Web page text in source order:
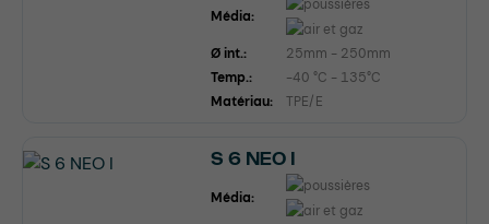
Média:
Ø int.:
25mm - 250mm
Temp.:
-40 °C - 135°C
Matériau:
TPE/E
S 6 NEO I
Média: